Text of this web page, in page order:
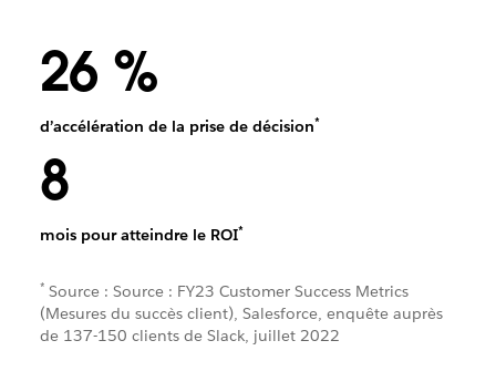
26 %
d’accélération de la prise de décision*
8
mois pour atteindre le ROI*
* Source : Source : FY23 Customer Success Metrics
(Mesures du succès client), Salesforce, enquête auprès
de 137-150 clients de Slack, juillet 2022